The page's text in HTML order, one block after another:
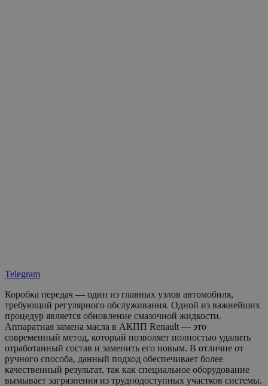
Telegram
Коробка передач — один из главных узлов автомобиля,
требующий регулярного обслуживания. Одной из важнейших
процедур является обновление смазочной жидкости.
Аппаратная замена масла в АКПП Renault — это
современный метод, который позволяет полностью удалить
отработанный состав и заменить его новым. В отличие от
ручного способа, данный подход обеспечивает более
качественный результат, так как специальное оборудование
вымывает загрязнения из труднодоступных участков системы.